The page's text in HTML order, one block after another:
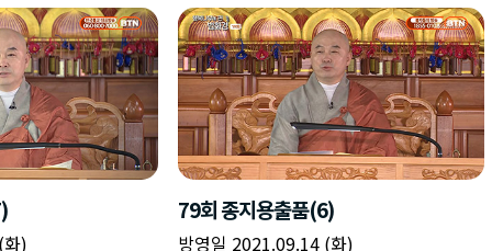
)
79회 종지용출품(6)
방영일 2021.09.14 (화)